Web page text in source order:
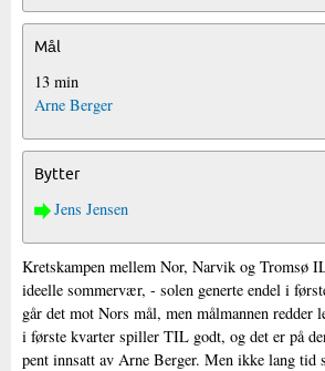
Mål
13 min
Arne Berger
Bytter
Jens Jensen
Kretskampen mellem Nor, Narvik og Tromsø
ideelle sommervær, - solen generte endel i
går det mot Nors mål, men målmannen redder
i første kvarter spiller TIL godt, og det er på
pent innsatt av Arne Berger. Men ikke lang tid